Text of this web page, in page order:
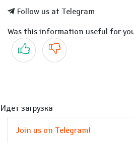
Follow us at Telegram
Was this information useful for
Yes No
Идет загрузка
Join us on Telegram!